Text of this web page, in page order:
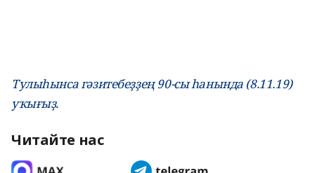
Тулыһынса гәзитебеҙҙең 90-сы һанында (8.11.19)
уҡығыҙ.
Читайте нас